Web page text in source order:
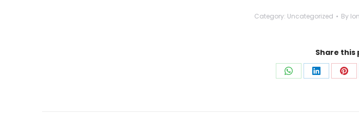
Category: Uncategorized By
Share this
Share Share